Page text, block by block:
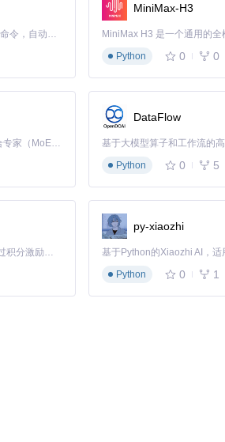
的准确性和可靠性，为用户提供了更精确的
like system information tool.
Claude Code 的开源替代方案。连接任意大模型，编辑代码，运行命令，自动验证 — 全自动执行。用 Rust 构建，极致性能。 ｜ An open-source alternative to Claude Code. Connect any LLM, edit code, run commands, and verify changes — autonomously. Built in Rust for speed. Get Started
MiniMax-H3
Python
0 0
Kimi K3 是Kimi能力最强的模型：这是一个拥有 2.8 万亿参数的混合专家（MoE）模型，具备原生视觉理解能力，并支持 100 万 token 的上下文窗口。
DataFlow
基于大模型算子和工作流的
Python
0 5
「源启盛夏」暑期校园开发者成长计划旨在激活校园开源力量，通过积分激励、认证扶持、资源倾斜等形式，引导高校组织和开发者完成「入驻 — 建项目 — 做贡献 — 获认证 — 得资源」的完整闭环。无论你是想带领社团入驻平台的组织者，还是希望用代码贡献证明自己的开发者，都能在这里找到属于你的成长路径。
py-xiaozhi
Python
0 1